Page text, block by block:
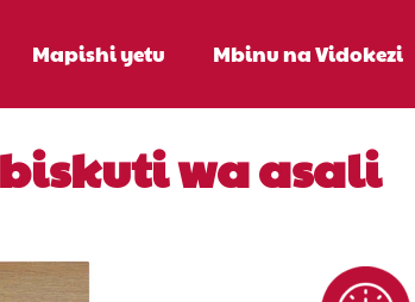
Mapishi yetu Mbinu na Vidokezi
wa asali